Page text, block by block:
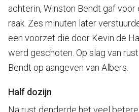
achterin, Winston Bendt gaf voor
raak. Zes minuten later
een voorzet die door Kevin de
werd geschoten. Op slag van
Bendt op aangeven van Albers.
Half dozijn